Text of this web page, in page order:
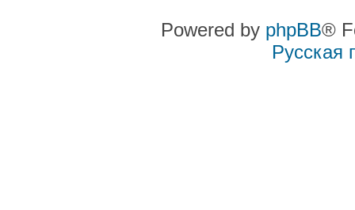
Powered by phpBB®
Русская